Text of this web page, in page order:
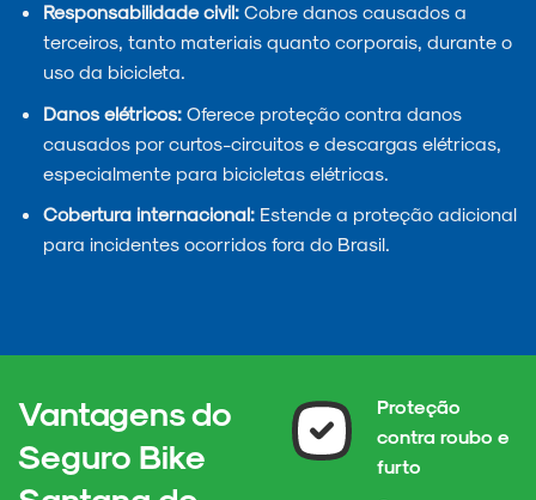
Responsabilidade civil:Cobre danos causados a
terceiros, tanto materiais quanto corporais, durante o
uso da bicicleta.
Danos elétricos:Oferece proteção contra danos
causados por curtos-circuitos e descargas elétricas,
especialmente para bicicletas elétricas.
Cobertura internacional:Estende a proteção adicional
para incidentes ocorridos fora do Brasil.
Vantagens do
Seguro Bike
Proteção
contra roubo e
furto